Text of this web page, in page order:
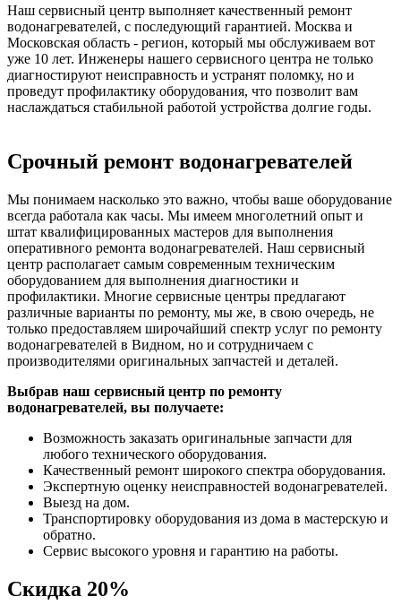
Наш сервисный центр выполняет качественный ремонт
водонагревателей, с последующий гарантией. Москва и
Московская область - регион, который мы обслуживаем вот
уже 10 лет. Инженеры нашего сервисного центра не только
диагностируют неисправность и устранят поломку, но и
проведут профилактику оборудования, что позволит вам
наслаждаться стабильной работой устройства долгие годы.
Срочный ремонт водонагревателей
Мы понимаем насколько это важно, чтобы ваше оборудование
всегда работала как часы. Мы имеем многолетний опыт и
штат квалифицированных мастеров для выполнения
оперативного ремонта водонагревателей. Наш сервисный
центр располагает самым современным техническим
оборудованием для выполнения диагностики и
профилактики. Многие сервисные центры предлагают
различные варианты по ремонту, мы же, в свою очередь, не
только предоставляем широчайший спектр услуг по ремонту
водонагревателей в Видном, но и сотрудничаем с
производителями оригинальных запчастей и деталей.
Выбрав наш сервисный центр по ремонту
водонагревателей, вы получаете:
Возможность заказать оригинальные запчасти для
любого технического оборудования.
Качественный ремонт широкого спектра оборудования.
Экспертную оценку неисправностей водонагревателей.
Выезд на дом.
Транспортировку оборудования из дома в мастерскую и
обратно.
Сервис высокого уровня и гарантию на работы.
Скидка 20%